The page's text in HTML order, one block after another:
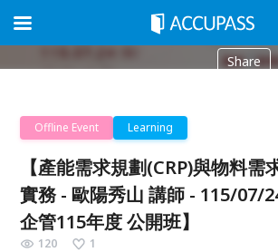
Share
Offline Event Learning
【產能需求規劃(CRP)與物料需
實務 - 歐陽秀山 講師 - 115/07/
企管115年度 公開班】
120 1